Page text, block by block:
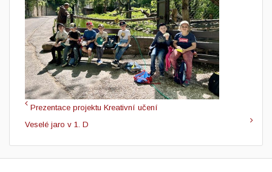
Prezentace projektu Kreativní učení
Veselé jaro v 1. D